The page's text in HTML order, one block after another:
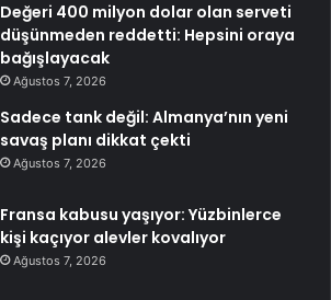
Değeri 400 milyon dolar olan serveti
düşünmeden reddetti: Hepsini oraya
bağışlayacak
Ağustos 7, 2026
Sadece tank değil: Almanya’nın yeni
savaş planı dikkat çekti
Ağustos 7, 2026
Fransa kabusu yaşıyor: Yüzbinlerce
kişi kaçıyor alevler kovalıyor
Ağustos 7, 2026